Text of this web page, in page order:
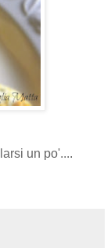
un po'....